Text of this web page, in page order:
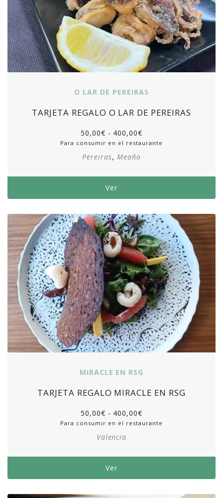
O LAR DE PEREIRAS
TARJETA REGALO O LAR DE PEREIRAS
50,00€ - 400,00€
Para consumir en el restaurante
Pereiras, Meaño
Ver
MIRACLE EN RSG
TARJETA REGALO MIRACLE EN RSG
50,00€ - 400,00€
Para consumir en el restaurante
Valencia
Ver